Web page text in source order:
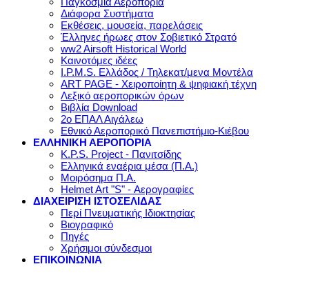
Διάφορα Συστήματα
Εκθέσεις, μουσεία, παρελάσεις
Έλληνες ήρωες στον Σοβιετικό Στρατό
ww2 Airsoft Historical World
Καινοτόμες ιδέες
I.P.M.S. Ελλάδος / Τηλεκατ/μενα Μοντέλα
ART PAGE - Χειροποίητη & ψηφιακή τέχνη
Λεξικό αεροπορικών όρων
Βιβλία Download
2ο ΕΠΑΛ Αιγάλεω
Εθνικό Αεροπορικό Πανεπιστήμιο-Κιέβου
ΕΛΛΗΝΙΚΗ ΑΕΡΟΠΟΡΙΑ
K.P.S. Project - Πανιτσίδης
Ελληνικά εναέρια μέσα (Π.Α.)
Μοιρόσημα Π.Α.
Helmet Art "S" - Αερογραφίες
ΔΙΑΧΕΙΡΙΣΗ ΙΣΤΟΣΕΛΙΔΑΣ
Περί Πνευματικής Ιδιοκτησίας
Βιογραφικό
Πηγές
Χρήσιμοι σύνδεσμοι
ΕΠΙΚΟΙΝΩΝΙΑ